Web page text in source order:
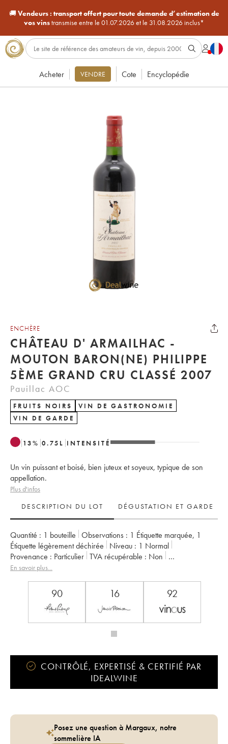
🚚Vendeurs : transport offert pour toute demande d’estimation de
vos vinstransmise entre le 01.07.2026 et le 31.08.2026 inclus*
Acheter VENDRE Cote Encyclopédie
ENCHÈRE
CHÂTEAU D' ARMAILHAC -
MOUTON BARON(NE) PHILIPPE
5ÈME GRAND CRU CLASSÉ 2007
Pauillac AOC
FRUITS NOIRS
VIN DE GASTRONOMIE
VIN DE GARDE
13% 0.75 L INTENSITÉ
Un vin puissant et boisé, bien juteux et soyeux, typique de son
appellation.
Plus d'infos
DESCRIPTION DU LOT
DÉGUSTATION ET GARDE
Quantité : 1 bouteille Observations : 1 Étiquette marquée, 1
Étiquette légèrement déchirée
Niveau : 1 Normal
Provenance : particulier TVA récupérable :
non
Région :
Bordeaux
Famille Rothschild
En savoir plus...
90 16 92
CONTRÔLÉ, EXPERTISÉ & CERTIFIÉ PAR
IDEALWINE
Posez une question à Margaux, notre
sommelière IA